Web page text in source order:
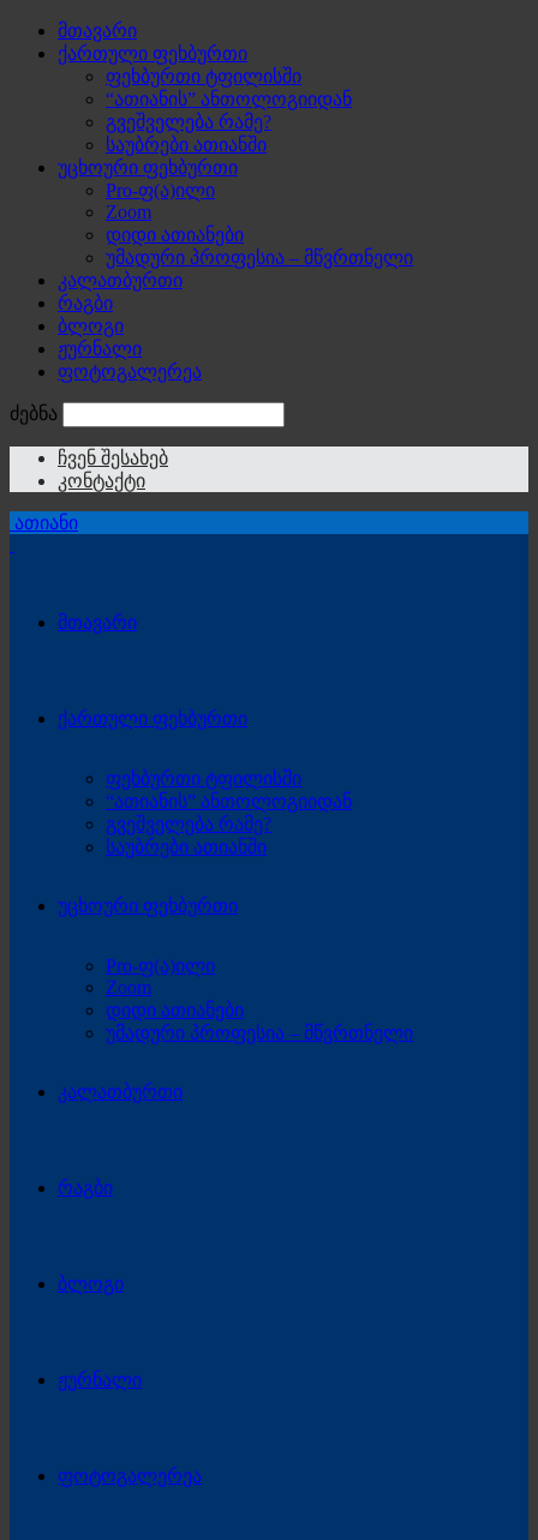
მთავარი
ქართული ფეხბურთი
ფეხბურთი ტფილისში
“ათიანის” ანთოლოგიიდან
გვეშველება რამე?
საუბრები ათიანში
უცხოური ფეხბურთი
Pro-ფ(ა)ილი
Zoom
დიდი ათიანები
უმადური პროფესია – მწვრთნელი
კალათბურთი
რაგბი
ბლოგი
ჟურნალი
ფოტოგალერეა
ძებნა
ჩვენ შესახებ
კონტაქტი
ათიანი
მთავარი
ქართული ფეხბურთი
ფეხბურთი ტფილისში
“ათიანის” ანთოლოგიიდან
გვეშველება რამე?
საუბრები ათიანში
უცხოური ფეხბურთი
Pro-ფ(ა)ილი
Zoom
დიდი ათიანები
უმადური პროფესია – მწვრთნელი
კალათბურთი
რაგბი
ბლოგი
ჟურნალი
ფოტოგალერეა